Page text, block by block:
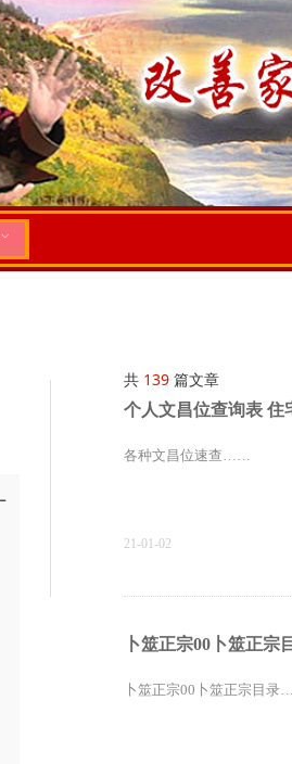
ꀁ
共 139 篇文章
个人文昌位查询表 住
各种文昌位速查……
21-01-02
卜筮正宗00卜筮正
卜筮正宗00卜筮正宗目